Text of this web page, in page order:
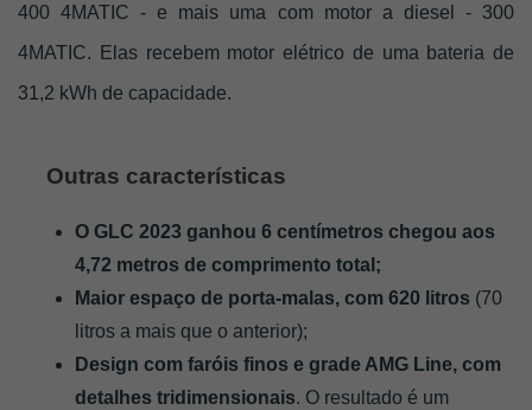
400 4MATIC - e mais uma com motor a diesel - 300
4MATIC. Elas recebem motor elétrico de uma bateria de
31,2 kWh de capacidade.
Outras características
O GLC 2023 ganhou 6 centímetros chegou aos
4,72 metros de comprimento total;
Maior espaço de porta-malas, com 620 litros (70
litros a mais que o anterior);
Design com faróis finos e grade AMG Line, com
detalhes tridimensionais. O resultado é um